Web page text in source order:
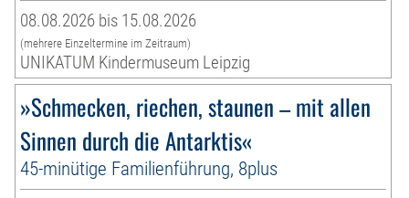
08.08.2026 bis 15.08.2026
(mehrere Einzeltermine im Zeitraum)
UNIKATUM Kindermuseum Leipzig
»Schmecken, riechen, staunen – mit allen
Sinnen durch die Antarktis«
45-minütige Familienführung, 8plus